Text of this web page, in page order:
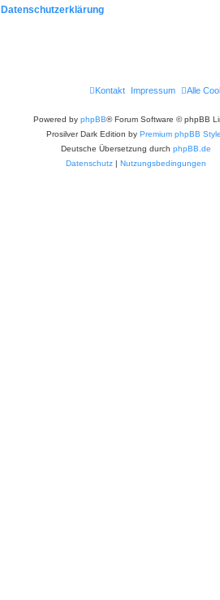
Datenschutzerklärung
Alle
Impressum
Kontakt
Powered by phpBB® Forum Software © phpBB
Prosilver Dark Edition by Premium phpBB
Deutsche Übersetzung durch phpBB.de
Datenschutz | Nutzungsbedingungen